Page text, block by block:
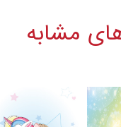
مشابه